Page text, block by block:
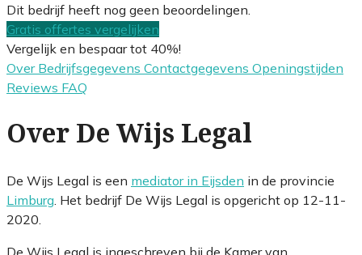
Dit bedrijf heeft nog geen beoordelingen.
Gratis offertes vergelijken
Vergelijk en bespaar tot 40%!
Over Bedrijfsgegevens Contactgegevens Openingstijden
Reviews FAQ
Over De Wijs Legal
De Wijs Legal is een mediator in Eijsden in de provincie
Limburg . Het bedrijf De Wijs Legal is opgericht op 12-11-
2020.
De Wijs Legal is ingeschreven bij de Kamer van